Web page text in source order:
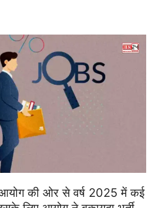
की ओर से वर्ष 2025 में कई